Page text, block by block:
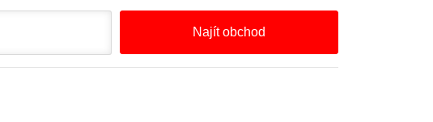
Najít obchod